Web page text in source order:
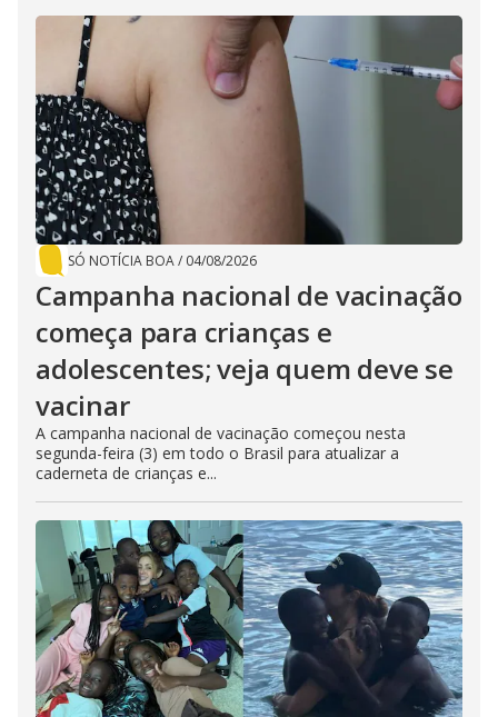
SÓ NOTÍCIA BOA/ 04/08/2026
Campanha nacional de vacinação
começa para crianças e
adolescentes; veja quem deve se
vacinar
A campanha nacional de vacinação começou nesta
segunda-feira (3) em todo o Brasil para atualizar a
caderneta de crianças e...